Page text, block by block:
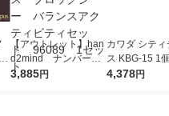
【アウトレット】han
d2mind ナンバーブ
ロックス ブロックジ
3,885円
カワダ シテ
ス KBG-15 1
4,378円